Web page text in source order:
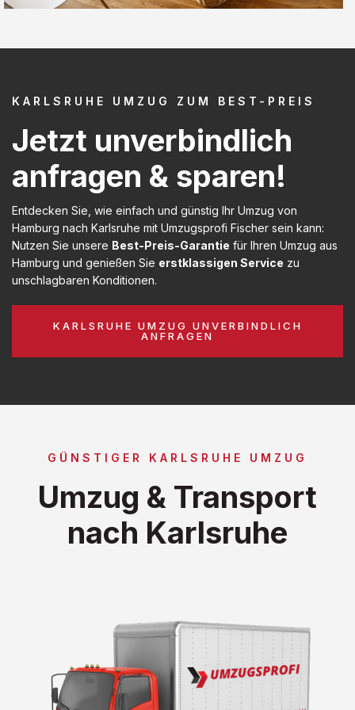
KARLSRUHE UMZUG ZUM BEST-PREIS
Jetzt unverbindlich
anfragen & sparen!
Entdecken Sie, wie einfach und günstig Ihr Umzug von
Hamburg nach Karlsruhe mit Umzugsprofi Fischer sein kann:
Nutzen Sie unsere Best-Preis-Garantie für Ihren Umzug aus
Hamburg und genießen Sie erstklassigen Service zu
unschlagbaren Konditionen.
KARLSRUHE UMZUG UNVERBINDLICH
ANFRAGEN
GÜNSTIGER KARLSRUHE UMZUG
Umzug & Transport
nach Karlsruhe